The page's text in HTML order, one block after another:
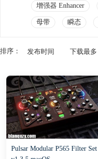
增强器 Enhancer
母带 瞬态
排序： 发布时间 下载最多
Pulsar Modular P565 Filter Set